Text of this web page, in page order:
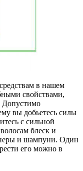
в нашем
свойствами,
Допустимо
вы добьетесь силы
с сильной
блеск и
и шампуни. Один
его можно в